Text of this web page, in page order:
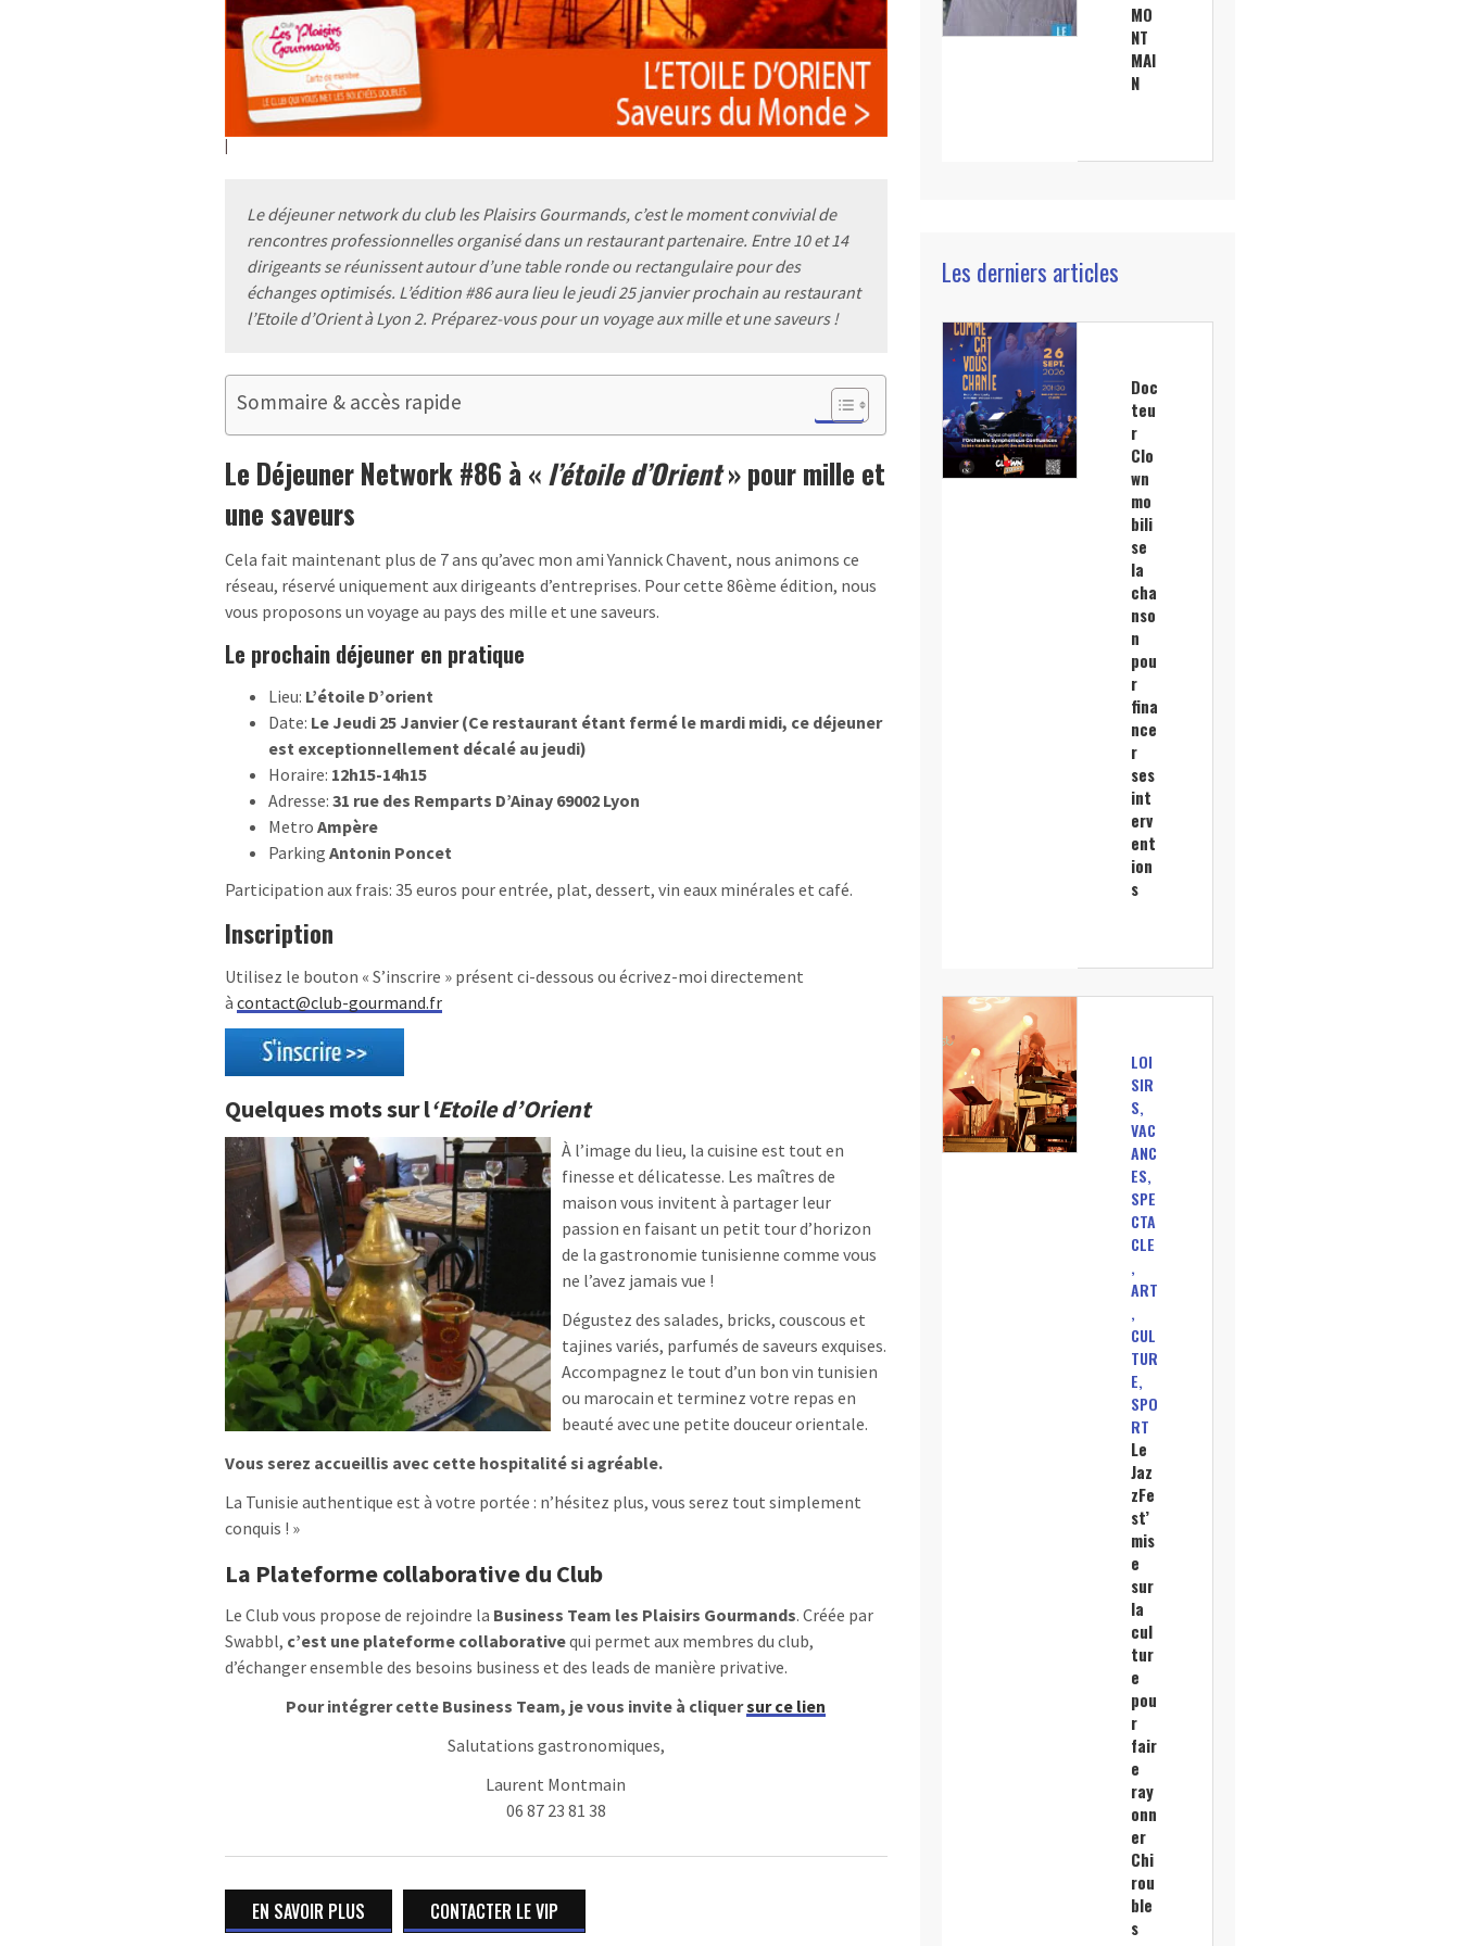
Le déjeuner network du club les Plaisirs Gourmands, c’est le moment convivial de
rencontres professionnelles organisé dans un restaurant partenaire. Entre 10 et 14
dirigeants se réunissent autour d’une table ronde ou rectangulaire pour des
échanges optimisés. L’édition #86 aura lieu le jeudi 25 janvier prochain au restaurant
l’Etoile d’Orient à Lyon 2. Préparez-vous pour un voyage aux mille et une saveurs!
Sommaire & accès rapide
Le Déjeuner Network #86 à «l’étoile d’Orient» pour mille et
une saveurs
Cela fait maintenant plus de 7 ans qu’avec mon ami Yannick Chavent, nous animons ce
réseau, réservé uniquement aux dirigeants d’entreprises. Pour cette 86ème édition, nous
vous proposons un voyage au pays des mille et une saveurs.
Le prochain déjeuner en pratique
Lieu: L’étoile D’orient
Date: Le Jeudi 25 Janvier (Ce restaurant étant fermé le mardi midi, ce déjeuner
est exceptionnellement décalé au jeudi)
Horaire: 12h15-14h15
Adresse: 31 rue des Remparts D’Ainay 69002 Lyon
Metro Ampère
Parking Antonin Poncet
Participation aux frais: 35 euros pour entrée, plat, dessert, vin eaux minérales et café.
Inscription
Utilisez le bouton « S’inscrire » présent ci-dessous ou écrivez-moi directement
à contact@club-gourmand.fr
Quelques mots sur l‘Etoile d’Orient
À l’image du lieu, la cuisine est tout en
finesse et délicatesse. Les maîtres de
maison vous invitent à partager leur
passion en faisant un petit tour d’horizon
de la gastronomie tunisienne comme vous
ne l’avez jamais vue !
Dégustez des salades, bricks, couscous et
tajines variés, parfumés de saveurs exquises.
Accompagnez le tout d’un bon vin tunisien
ou marocain et terminez votre repas en
beauté avec une petite douceur orientale.
Vous serez accueillis avec cette hospitalité si agréable.
La Tunisie authentique est à votre portée : n’hésitez plus, vous serez tout simplement
conquis ! »
La Plateforme collaborative du Club
Le Club vous propose de rejoindre la Business Team les Plaisirs Gourmands. Créée par
Swabbl, c’est une plateforme collaborativequi permet aux membres du club,
d’échanger ensemble des besoins business et des leads de manière privative.
Pour intégrer cette Business Team, je vous invite à cliquersur ce lien
Salutations gastronomiques,
Laurent Montmain
06 87 23 81 38
EN SAVOIR PLUS CONTACTER LE VIP
MO
NT
MAI
N
Les derniers articles
Doc
teu
r
Clo
wn
mo
bili
se
la
cha
nso
n
pou
r
fina
nce
r
ses
int
erv
ent
ion
s
LOI
SIR
S,
VAC
ANC
ES,
SPE
CTA
CLE
,
ART
,
CUL
TUR
E,
SPO
RT
Le
Jaz
zFe
st’
mis
e
sur
la
cul
tur
e
pou
r
fair
e
ray
onn
er
Chi
rou
ble
s